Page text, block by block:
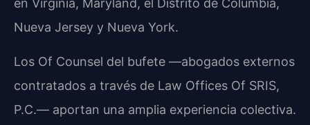
en Virginia, Maryland, el Distrito de Columbia,
Nueva Jersey y Nueva York.
Los Of Counsel del bufete —abogados externos
contratados a través de Law Offices Of SRIS,
P.C.— aportan una amplia experiencia colectiva.